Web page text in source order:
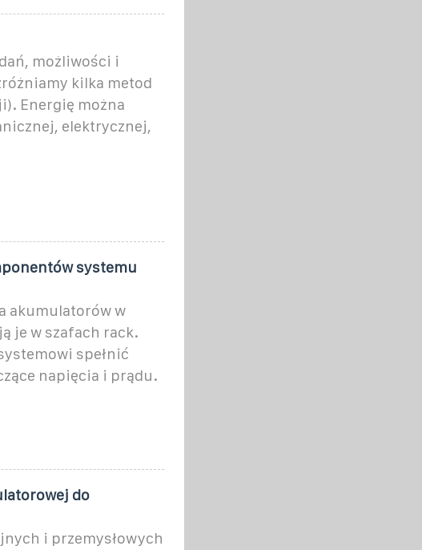
możliwości i
kilka metod
Energię można
elektrycznej,
systemu
akumulatorów w
je w szafach rack.
spełnić
napięcia i prądu.
do
i przemysłowych